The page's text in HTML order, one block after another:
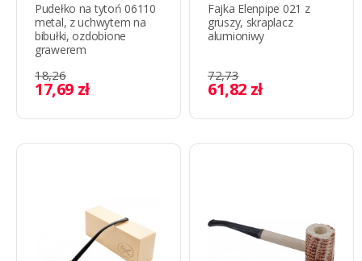
Pudełko na tytoń 06110
metal, z uchwytem na
bibułki, ozdobione
grawerem
18,26
17,69 zł
Fajka Elenpipe 021 z
gruszy, skraplacz
alumioniwy
72,73
61,82 zł